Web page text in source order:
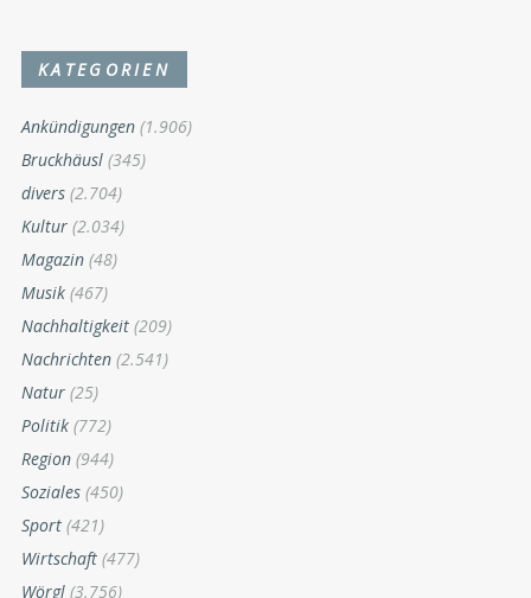
KATEGORIEN
Ankündigungen (1.906)
Bruckhäusl (345)
divers (2.704)
Kultur (2.034)
Magazin (48)
Musik (467)
Nachhaltigkeit (209)
Nachrichten (2.541)
Natur (25)
Politik (772)
Region (944)
Soziales (450)
Sport (421)
Wirtschaft (477)
Wörgl (3.756)